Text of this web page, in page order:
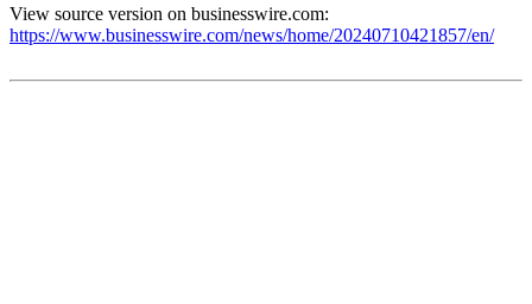
View source version on businesswire.com:
https://www.businesswire.com/news/home/20240710421857/en/